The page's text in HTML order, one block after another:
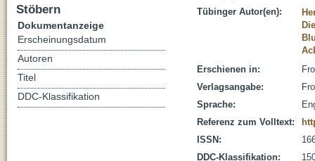
Tübinger Autor(en):
Erschienen in:
Verlagsangabe:
Sprache:
Referenz zum Volltext:
ISSN:
DDC-Klassifikation:
Stöbern
Dokumentanzeige
Erscheinungsdatum
Autoren
Titel
DDC-Klassifikation